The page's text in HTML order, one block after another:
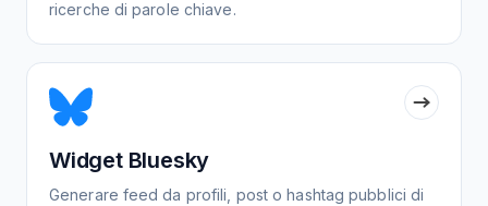
ricerche di parole chiave.
Widget Bluesky
Generare feed da profili, post o hashtag pubblici di